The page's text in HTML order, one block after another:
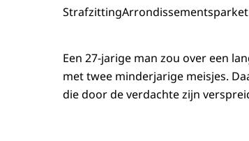
Strafzitting
Een 27-jarige man zou over een
met twee minderjarige meisjes.
die door de verdachte zijn